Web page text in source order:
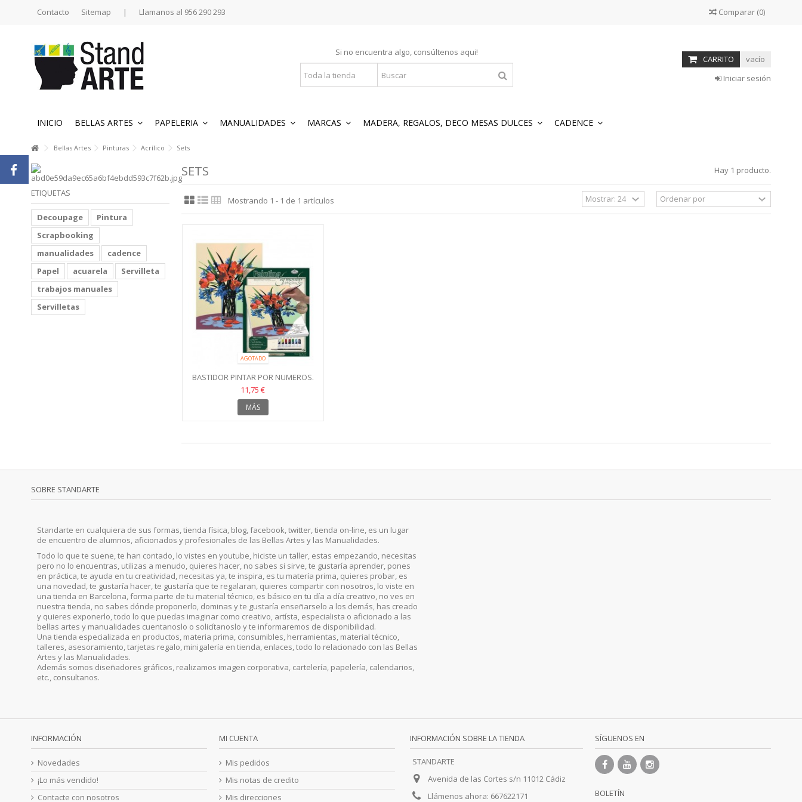
Contacto Sitemap | Llamanos al 956 290 293 Comparar (0)
Si no encuentra algo, consúltenos aqui!
CARRITO
vacío
Iniciar sesión
INICIO BELLAS ARTES PAPELERIA MANUALIDADES MARCAS MADERA, REGALOS, DECO MESAS DULCES CADENCE
Bellas Artes Pinturas Acrílico Sets
SETS Hay 1 producto.
Mostrando 1 - 1 de 1 artículos
AGOTADO
BASTIDOR PINTAR POR NUMEROS.
ACRÍLICO FLORAL
11,75 €
MÁS
ETIQUETAS
Decoupage
Pintura
Scrapbooking
manualidades
cadence
Papel
acuarela
Servilleta
trabajos manuales
Servilletas
SOBRE STANDARTE
Standarte en cualquiera de sus formas, tienda física, blog, facebook, twitter, tienda on-line, es un lugar
de encuentro de alumnos, aficionados y profesionales de las Bellas Artes y las Manualidades.
Todo lo que te suene, te han contado, lo vistes en youtube, hiciste un taller, estas empezando, necesitas
pero no lo encuentras, utilizas a menudo, quieres hacer, no sabes si sirve, te gustaría aprender, pones
en práctica, te ayuda en tu creatividad, necesitas ya, te inspira, es tu matería prima, quieres probar, es
una novedad, te gustaría hacer, te gustaría que te regalaran, quieres compartir con nosotros, lo viste en
una tienda en Barcelona, forma parte de tu material técnico, es básico en tu día a día creativo, no ves en
nuestra tienda, no sabes dónde proponerlo, dominas y te gustaría enseñarselo a los demás, has creado
y quieres exponerlo, todo lo que puedas imaginar como creativo, artísta, especialista o aficionado a las
bellas artes y manualidades cuentanoslo o solicítanoslo y te informaremos de disponibilidad.
Una tienda especializada en productos, materia prima, consumibles, herramientas, material técnico,
talleres, asesoramiento, tarjetas regalo, minigalería en tienda, enlaces, todo lo relacionado con las Bellas
Artes y las Manualidades.
Además somos diseñadores gráficos, realizamos imagen corporativa, cartelería, papelería, calendarios,
etc., consultanos.
INFORMACIÓN
Novedades
¡Lo más vendido!
Contacte con nosotros
MI CUENTA
Mis pedidos
Mis notas de credito
Mis direcciones
INFORMACIÓN SOBRE LA TIENDA
STANDARTE
Avenida de las Cortes s/n 11012 Cádiz
Llámenos ahora: 667622171
SÍGUENOS EN
BOLETÍN